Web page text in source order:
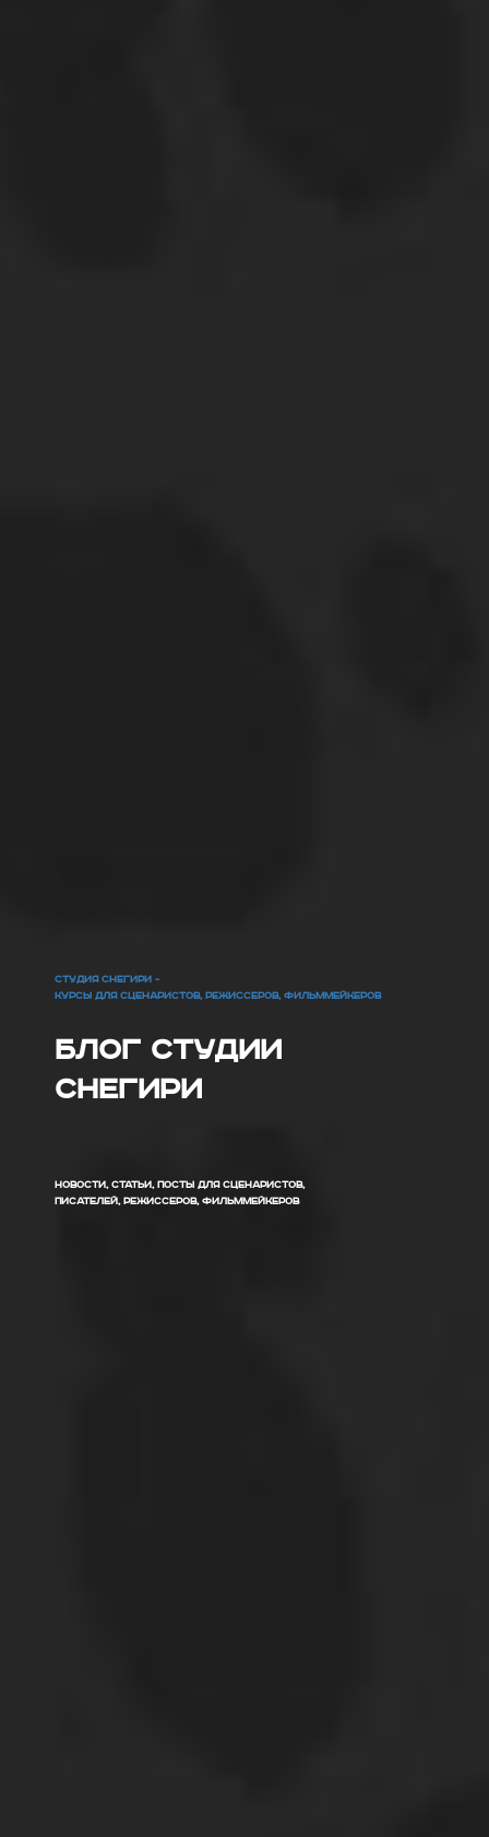
СТУДИЯ СНЕГИРИ -
КУРСЫ ДЛЯ СЦЕНАРИСТОВ, РЕЖИССЕРОВ, ФИЛЬММЕЙКЕРОВ
Блог Студии
Снегири
НОВОСТИ, СТАТЬИ, ПОСТЫ ДЛЯ СЦЕНАРИСТОВ,
ПИСАТЕЛЕЙ, РЕЖИССЕРОВ, ФИЛЬММЕЙКЕРОВ